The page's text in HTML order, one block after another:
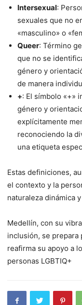
Intersexual:
sexuales que no
«masculino» o
Queer: Término
que no se
género y
de manera
+: El símbolo «+»
género y
explícitamente
reconociendo la
una etiqueta
Estas definiciones,
el contexto y la
naturaleza dinámica
Medellín, con su
inclusión, se prepara
reafirma su apoyo a
personas LGBTIQ+